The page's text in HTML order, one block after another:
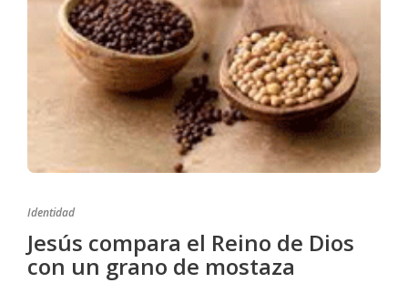
Identidad
Jesús compara el Reino de Dios
con un grano de mostaza